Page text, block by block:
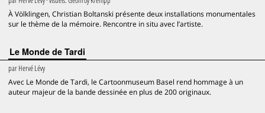
À Völklingen, Christian Boltanski présente deux installations monumentales
sur le thème de la mémoire. Rencontre in situ avec l’artiste.
Le Monde de Tardi
parHervé Lévy
Avec Le Monde de Tardi, le Cartoonmuseum Basel rend hommage à un
auteur majeur de la bande dessinée en plus de 200 originaux.